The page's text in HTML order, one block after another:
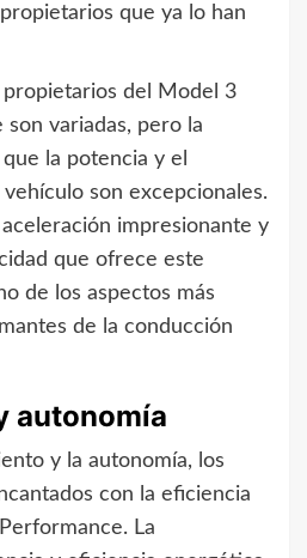
que ya lo han
propietarios del Model 3
variadas, pero la
la potencia y el
son excepcionales.
impresionante y
que ofrece este
de los aspectos más
de la conducción
autonomía
y la autonomía, los
con la eficiencia
La